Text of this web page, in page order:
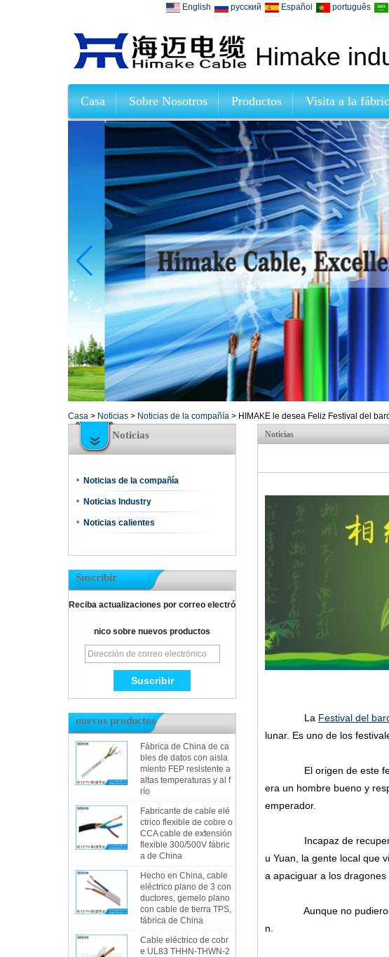
English русский Español português
Himake
Casa Sobre Nosotros Productos Visita a la
Casa > Noticias > Noticias de la compañía > HIMAKE le desea Feliz Festival del
Noticias
Noticias de la compañía
Noticias Industry
Noticias calientes
Suscribir
Reciba actualizaciones por correo electró
nico sobre nuevos productos
nuevos productos
Fábrica de China de ca
bles de datos con aisla
miento FEP resistente a
altas temperaturas y al f
río
Fabricante de cable elé
ctrico flexible de cobre o
CCA cable de extensión
flexible 300/500V fábric
a de China
Hecho en China, cable
eléctrico plano de 3 con
ductores, gemelo plano
con cable de tierra TPS,
fábrica de China
Cable eléctrico de cobr
e UL83 THHN-THWN-2
Noticias
La Festival del
lunar. Es uno de los
El origen de este
era un hombre bueno y
emperador.
Incapaz de recuperar
u Yuan, la gente local que
a apaciguar a los dragones
Aunque no pudieron
n.